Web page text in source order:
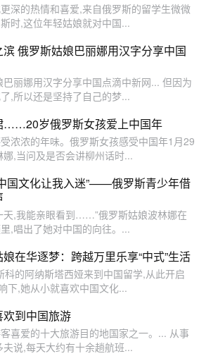
深的热情和喜爱,来自俄罗斯的留学生微微
时,这位年轻姑娘就对中国...
俄罗斯姑娘巴丽娜用汉字分享中国
丽娜用汉字分享中国点滴中新网... 但因为
,所以还是坚持了自己的梦...
……20岁俄罗斯女孩爱上中国年
浓浓的年味。俄罗斯女孩感受中国年1月29
,当问及是否会讲柳州话时...
国文化让我入迷”——俄罗斯青少年借
天,我能亲眼看到……”俄罗斯姑娘波林娜在
,唱出了她对中国的向往。...
在华逐梦：跨越万里乐享“中式”生活
的阿纳斯塔西娅来到中国留学,从此开启
下,她从小就喜欢中国文化...
到中国旅游
喜爱的十大旅游目的地国家之一。... 从事
夫说,每天大约有十余趟航班...